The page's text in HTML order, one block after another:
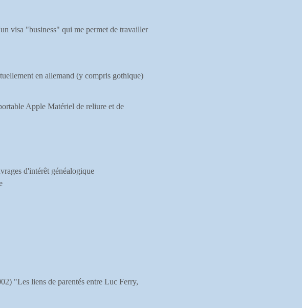
visa "business" qui me permet de travailler
en allemand (y compris gothique)
Apple Matériel de reliure et de
d'intérêt généalogique
"Les liens de parentés entre Luc Ferry,